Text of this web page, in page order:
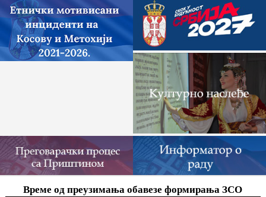
Време од преузимања обавезе формирања ЗСО